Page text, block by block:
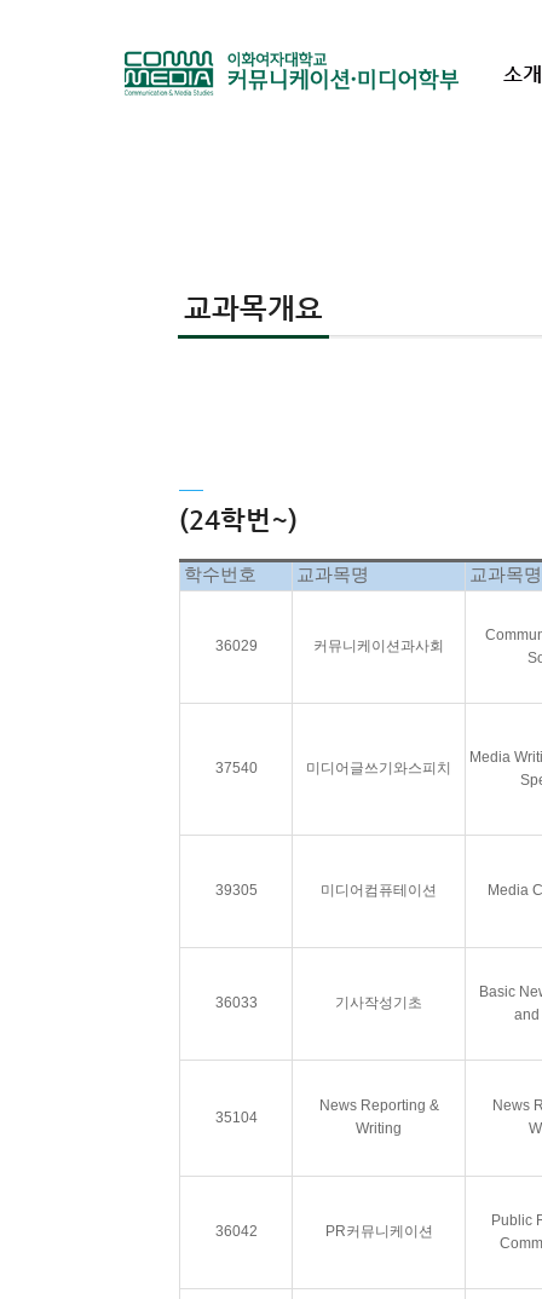
소개
(24학번~)
학수번호 교과목명 교과목
36029 커뮤니케이션과사회
37540 미디어글쓰기와스피치
Media
39305 미디어컴퓨테이션 Media
36033 기사작성기초
Basic
and
35104
News Reporting &
Writing
News
36042 PR커뮤니케이션
Public
교과목개요